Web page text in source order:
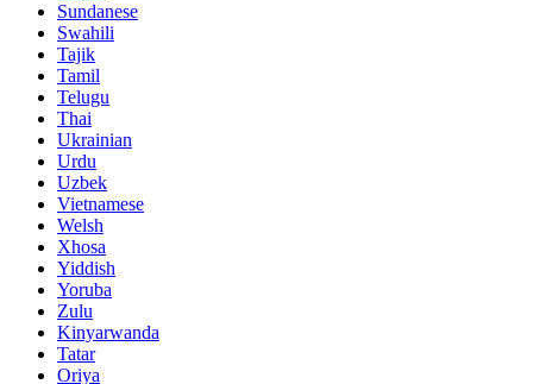
Sundanese
Swahili
Tajik
Tamil
Telugu
Thai
Ukrainian
Urdu
Uzbek
Vietnamese
Welsh
Xhosa
Yiddish
Yoruba
Zulu
Kinyarwanda
Tatar
Oriya